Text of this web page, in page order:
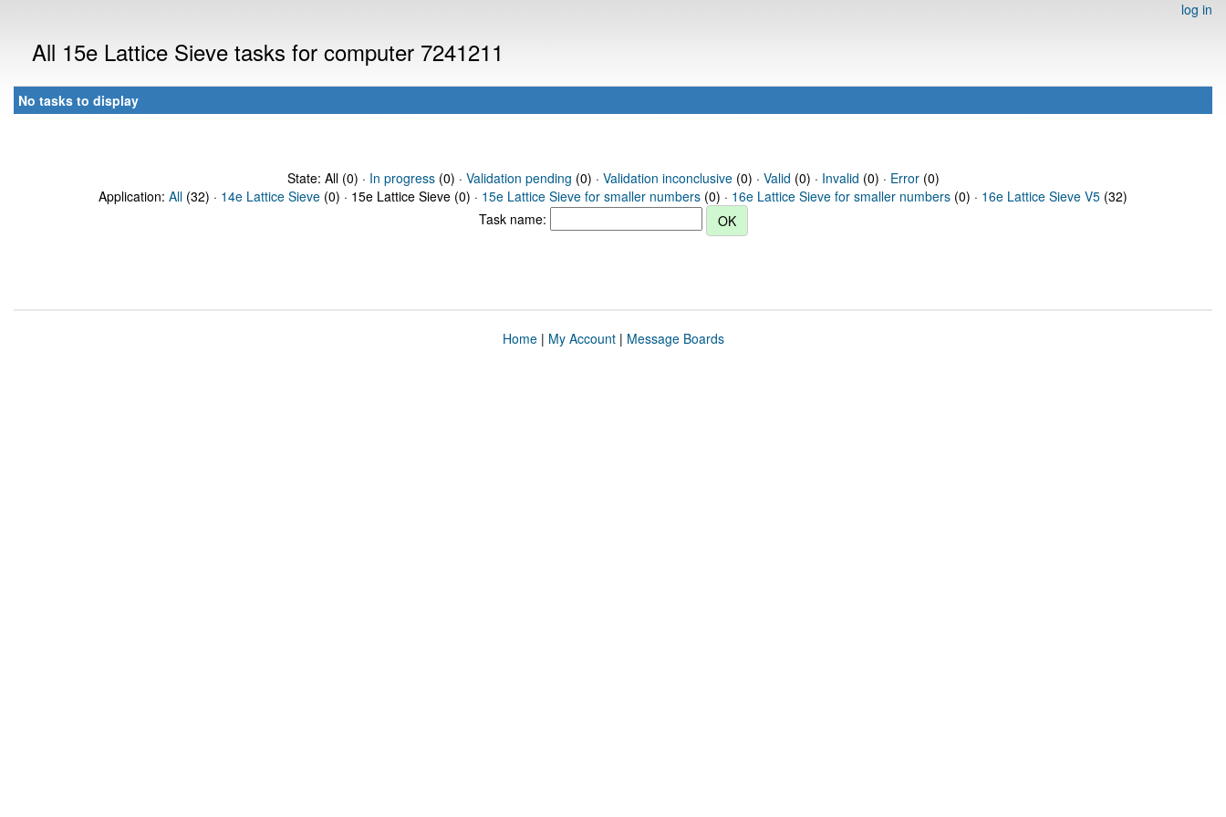
log in
All 15e Lattice Sieve tasks for computer 7241211
No tasks to display
State: All (0) · In progress(0) · Validation pending (0) · Validation inconclusive(0) · Valid (0) · Invalid (0) · Error(0)
Application: All (32) · 14e Lattice Sieve (0) · 15e Lattice Sieve (0) · 15e Lattice Sieve for smaller numbers (0) · 16e Lattice Sieve for smaller numbers (0) · 16e Lattice Sieve V5 (32)
Task name:
Home| My Account| Message Boards